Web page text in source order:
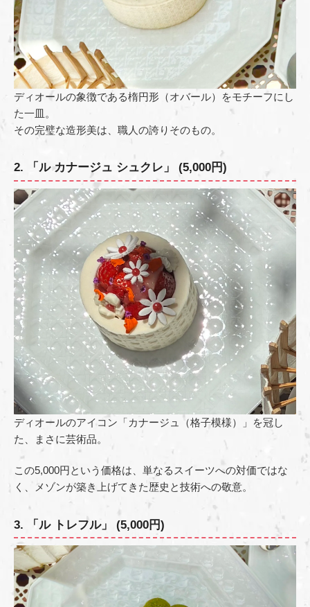
ディオールの象徴である楕円形（オバール）をモチーフにし
た一皿。
その完璧な造形美は、職人の誇りそのもの。
2. 「ル カナージュ シュクレ」 (5,000円)
ディオールのアイコン「カナージュ（格子模様）」を冠し
た、まさに芸術品。
この5,000円という価格は、単なるスイーツへの対価ではな
く、メゾンが築き上げてきた歴史と技術への敬意。
3. 「ル トレフル」 (5,000円)